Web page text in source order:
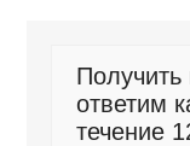
ответим
течение